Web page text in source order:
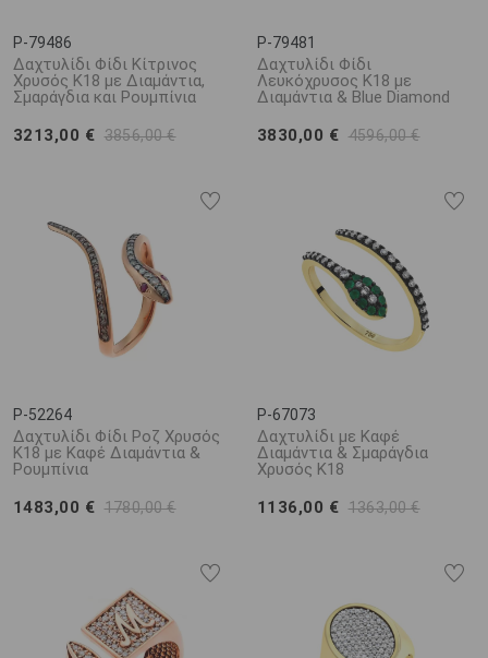
P-79486
Δαχτυλίδι Φίδι Κίτρινος
Χρυσός K18 με Διαμάντια,
Σμαράγδια και Ρουμπίνια
3213,00 € 3856,00 €
P-79481
Δαχτυλίδι Φίδι
Λευκόχρυσος K18 με
Διαμάντια & Blue Diamond
3830,00 € 4596,00 €
P-52264
Δαχτυλίδι Φίδι Ροζ Χρυσός
Κ18 με Καφέ Διαμάντια &
Ρουμπίνια
1483,00 € 1780,00 €
P-67073
Δαχτυλίδι με Καφέ
Διαμάντια & Σμαράγδια
Χρυσός Κ18
1136,00 € 1363,00 €